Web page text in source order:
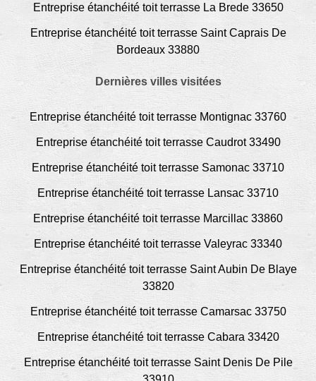
Entreprise étanchéité toit terrasse La Brede 33650
Entreprise étanchéité toit terrasse Saint Caprais De
Bordeaux 33880
Dernières villes visitées
Entreprise étanchéité toit terrasse Montignac 33760
Entreprise étanchéité toit terrasse Caudrot 33490
Entreprise étanchéité toit terrasse Samonac 33710
Entreprise étanchéité toit terrasse Lansac 33710
Entreprise étanchéité toit terrasse Marcillac 33860
Entreprise étanchéité toit terrasse Valeyrac 33340
Entreprise étanchéité toit terrasse Saint Aubin De Blaye
33820
Entreprise étanchéité toit terrasse Camarsac 33750
Entreprise étanchéité toit terrasse Cabara 33420
Entreprise étanchéité toit terrasse Saint Denis De Pile